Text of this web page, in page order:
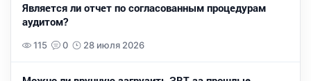
Является ли отчет по согласованным процедурам
аудитом?
115 0 28 июля 2026